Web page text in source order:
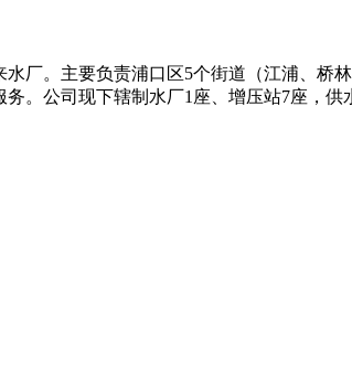
厂。主要负责浦口区5个街道（江浦、
。公司现下辖制水厂1座、增压站7座，